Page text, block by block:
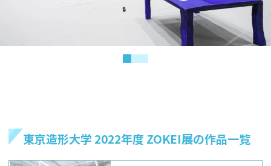
東京造形大学 2022年度 ZOKEI展の作品一覧